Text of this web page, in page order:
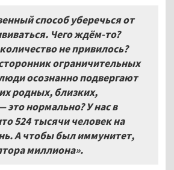
способ уберечься от
Чего ждём-то?
не привилось?
ограничительных
осознанно подвергают
родных, близких,
нормально? У нас в
524 тысячи человек на
А чтобы был иммунитет,
миллиона».